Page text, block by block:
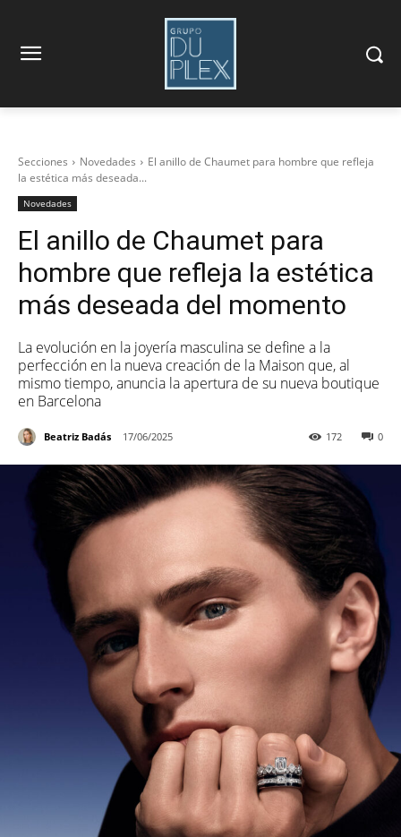
Secciones Novedades
El anillo de Chaumet para hombre que refleja
la estética más deseada...
Novedades
El anillo de Chaumet para
hombre que refleja la estética
más deseada del momento
La evolución en la joyería masculina se define a la
perfección en la nueva creación de la Maison que, al
mismo tiempo, anuncia la apertura de su nueva boutique
en Barcelona
Beatriz Badás 17/06/2025 0
172